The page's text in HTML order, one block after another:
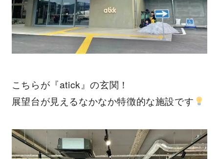
こちらが『atick』の玄関！
展望台が見えるなかなか特徴的な施設です